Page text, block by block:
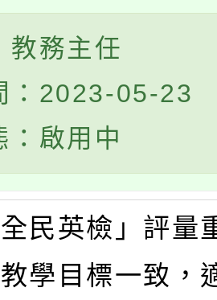
教務主任
：2023-05-23
：啟用中
全民英檢」評量
學目標一致，